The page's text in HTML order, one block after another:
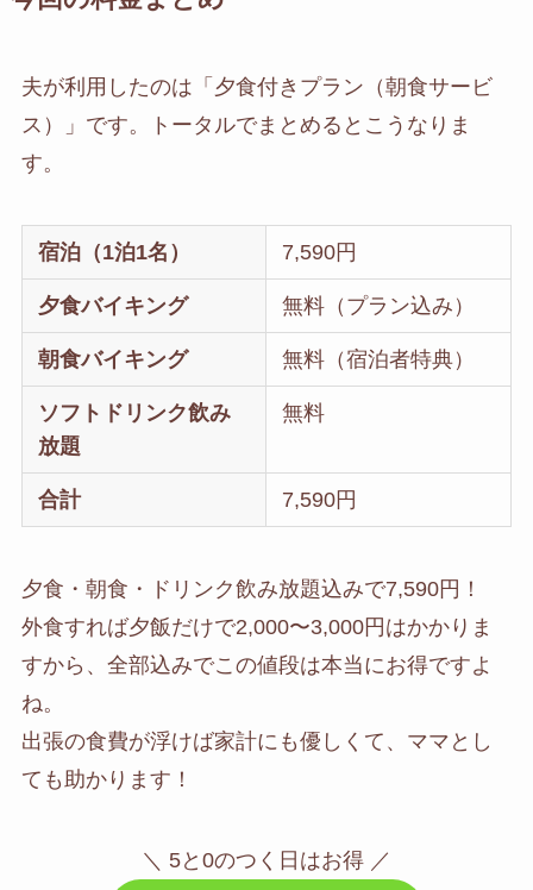
夫が利用したのは「夕食付きプラン（朝食サービ
ス）」です。トータルでまとめるとこうなりま
す。
宿泊（1泊1名） 7,590円
夕食バイキング 無料（プラン込み）
朝食バイキング 無料（宿泊者特典）
ソフトドリンク飲み
放題
無料
合計 7,590円
夕食・朝食・ドリンク飲み放題込みで7,590円！
外食すれば夕飯だけで2,000〜3,000円はかかりま
すから、全部込みでこの値段は本当にお得ですよ
ね。
出張の食費が浮けば家計にも優しくて、ママとし
ても助かります！
＼ 5と0のつく日はお得 ／